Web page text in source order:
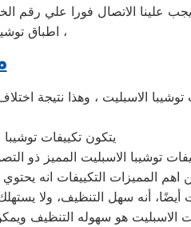
علينا الاتصال فورا علي
اطباق توشيبا كفر الدوار في مصر حتي نضمن خدمة موثوقة وبالضمان المعتمد ،
توشيبا الاسبليت ، وهذا نتيجة
يتكون تكييفات
توشيبا الاسبليت المميز ذو
اهم المميزات التكييفات انه
الاسبليت هو سهوله التنظيف